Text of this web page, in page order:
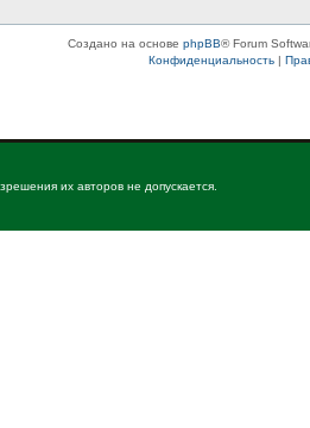
Создано на основеphpBB® Forum
Конфиденциальность |
их авторов не допускается.